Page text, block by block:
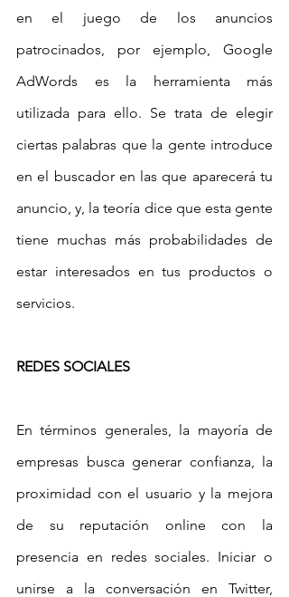
en el juego de los anuncios
patrocinados, por ejemplo, Google
AdWords es la herramienta más
utilizada para ello. Se trata de elegir
ciertas palabras que la gente introduce
en el buscador en las que aparecerá tu
anuncio, y, la teoría dice que esta gente
tiene muchas más probabilidades de
estar interesados en tus productos o
servicios.
REDES SOCIALES
En términos generales, la mayoría de
empresas busca generar confianza, la
proximidad con el usuario y la mejora
de su reputación online con la
presencia en redes sociales. Iniciar o
unirse a la conversación en Twitter,